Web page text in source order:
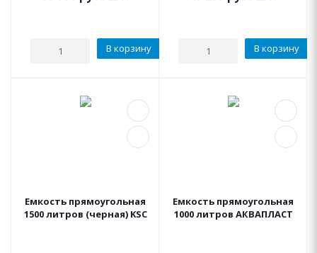
В корзину В корзину
Емкость прямоугольная
1500 литров (черная) KSC
Емкость прямоугольная
1000 литров АКВАПЛАСТ